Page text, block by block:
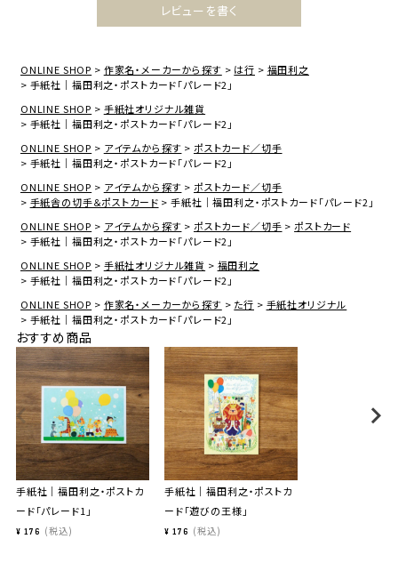
レビューを書く
ONLINE SHOP 作家名・メーカーから探す は行
福田利之
手紙社｜福田利之・ポストカード「パレード2」
ONLINE SHOP
手紙社オリジナル雑貨
手紙社｜福田利之・ポストカード「パレード2」
ONLINE SHOP
アイテムから探す
ポストカード／切手
手紙社｜福田利之・ポストカード「パレード2」
ONLINE SHOP
アイテムから探す
ポストカード／切手
手紙舎の切手＆ポストカード
手紙社｜福田利之・ポストカード「パレード2」
ONLINE SHOP
アイテムから探す ポストカード／切手
ポストカード
手紙社｜福田利之・ポストカード「パレード2」
ONLINE SHOP
手紙社オリジナル雑貨
福田利之
手紙社｜福田利之・ポストカード「パレード2」
ONLINE SHOP
作家名・メーカーから探す た行
手紙社オリジナル
手紙社｜福田利之・ポストカード「パレード2」
おすすめ商品
手紙社｜福田利之・ポストカ
ード「パレード1」
¥ 176 税込
手紙社｜福田利之・ポストカ
ード「遊びの王様」
¥ 176 税込